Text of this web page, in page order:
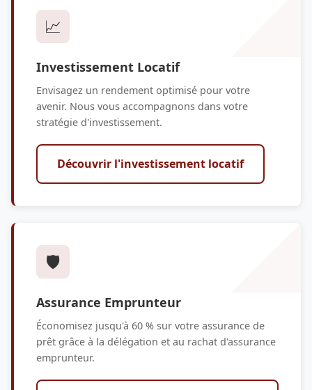
📈
Investissement Locatif
Envisagez un rendement optimisé pour votre
avenir. Nous vous accompagnons dans votre
stratégie d'investissement.
Découvrir l'investissement locatif
🛡️
Assurance Emprunteur
Économisez jusqu'à 60 % sur votre assurance de
prêt grâce à la délégation et au rachat d'assurance
emprunteur.